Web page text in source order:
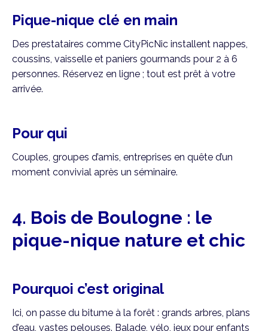
Pique-nique clé en main
Des prestataires comme CityPicNic installent nappes,
coussins, vaisselle et paniers gourmands pour 2 à 6
personnes. Réservez en ligne ; tout est prêt à votre
arrivée.
Pour qui
Couples, groupes d’amis, entreprises en quête d’un
moment convivial après un séminaire.
4. Bois de Boulogne : le
pique-nique nature et chic
Pourquoi c’est original
Ici, on passe du bitume à la forêt : grands arbres, plans
d’eau, vastes pelouses. Balade, vélo, jeux pour enfants